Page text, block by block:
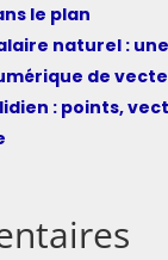
le plan
naturel : une
de
: points,